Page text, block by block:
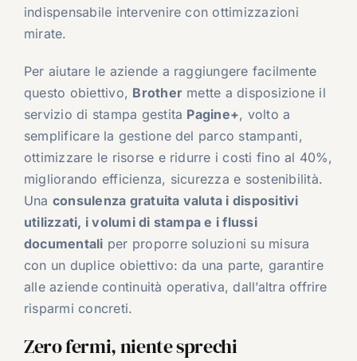
indispensabile intervenire con ottimizzazioni
mirate.
Per aiutare le aziende a raggiungere facilmente
questo obiettivo, Brother mette a disposizione il
servizio di stampa gestita Pagine+, volto a
semplificare la gestione del parco stampanti,
ottimizzare le risorse e ridurre i costi fino al 40%,
migliorando efficienza, sicurezza e sostenibilità.
Una consulenza gratuita valuta i dispositivi
utilizzati, i volumi di stampa e i flussi
documentali per proporre soluzioni su misura
con un duplice obiettivo: da una parte, garantire
alle aziende continuità operativa, dall’altra offrire
risparmi concreti.
Zero fermi, niente sprechi